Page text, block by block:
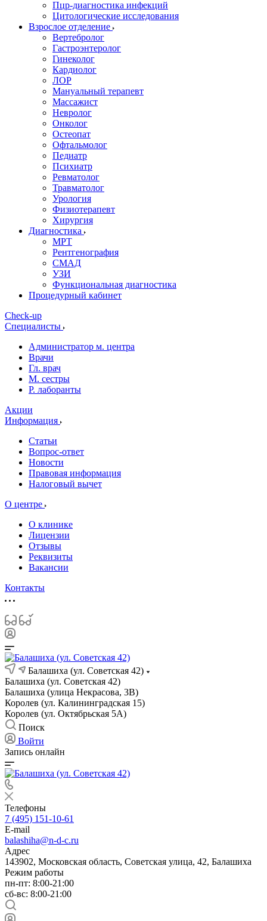
Пцр-диагностика инфекций
Цитологические исследования
Взрослое отделение
Вертебролог
Гастроэнтеролог
Гинеколог
Кардиолог
ЛОР
Мануальный терапевт
Массажист
Невролог
Онколог
Остеопат
Офтальмолог
Педиатр
Психиатр
Ревматолог
Травматолог
Урология
Физиотерапевт
Хирургия
Диагностика
МРТ
Рентгенография
СМАД
УЗИ
Функциональная диагностика
Процедурный кабинет
Cheсk-up
Специалисты
Администратор м. центра
Врачи
Гл. врач
М. сестры
Р. лаборанты
Акции
Информация
Статьи
Вопрос-ответ
Новости
Правовая информация
Налоговый вычет
О центре
О клинике
Лицензии
Отзывы
Реквизиты
Вакансии
Контакты
Балашиха (ул. Советская 42)
Балашиха (ул. Советская 42)
Балашиха (улица Некрасова, 3В)
Королев (ул. Калининградская 15)
Королев (ул. Октябрьская 5А)
Поиск
Войти
Запись онлайн
Телефоны
7 (495) 151-10-61
E-mail
balashiha@n-d-c.ru
Адрес
143902, Московская область, Советская улица, 42, Балашиха
Режим работы
пн-пт: 8:00-21:00
сб-вс: 8:00-21:00